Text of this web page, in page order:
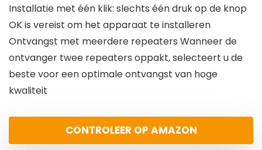
Installatie met één klik: slechts één druk op de knop
OK is vereist om het apparaat te installeren
Ontvangst met meerdere repeaters Wanneer de
ontvanger twee repeaters oppakt, selecteert u de
beste voor een optimale ontvangst van hoge
kwaliteit
CONTROLEER OP AMAZON